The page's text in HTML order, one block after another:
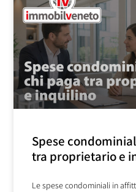
Spese
tra proprietario e
Le spese condominiali in